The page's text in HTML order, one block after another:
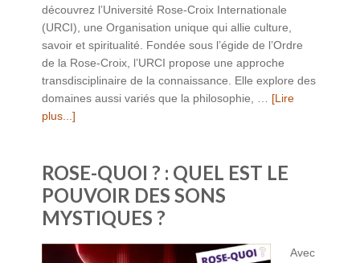
découvrez l’Université Rose-Croix Internationale
(URCI), une Organisation unique qui allie culture,
savoir et spiritualité. Fondée sous l’égide de l’Ordre
de la Rose-Croix, l’URCI propose une approche
transdisciplinaire de la connaissance. Elle explore des
domaines aussi variés que la philosophie, … [Lire
plus...]
ROSE-QUOI ? : QUEL EST LE
POUVOIR DES SONS
MYSTIQUES ?
Avec